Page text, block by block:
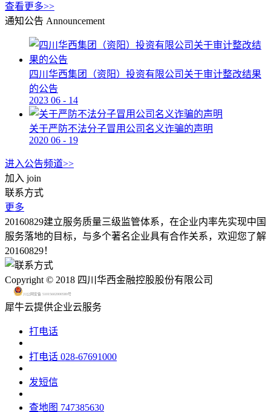
查看更多>>
通知公告 Announcement
四川华西集团（资阳）投资有限公司关于审计整改结果
的公告
2023 06 - 14
关于严防不法分子冒用公司名义诈骗的声明
2020 06 - 19
进入公告频道>>
加入 join
联系方式
更多
20160829建立服务质量三级监管体系，在企业内率先实现中国
服务落地的目标，与多个著名企业具有合作关系，欢迎您了解
20160829！
Copyright © 2018 四川华西金融控股股份有限公司
川公网安备 51015602000580号
犀牛云提供企业云服务
打电话
打电话 028-67691000
发短信
查地图 747385630